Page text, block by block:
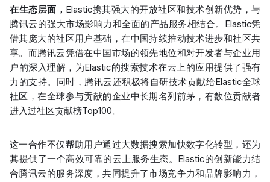
在生态层面， Elastic携其强大的开放社区和技术创新优势，与
腾讯云的强大市场影响力和全面的产品服务相结合。Elastic凭
借其庞大的社区用户基础，在中国持续推动技术进步和社区共
享。而腾讯云凭借在中国市场的领先地位和对开发者与企业用
户的深入理解，为Elastic的搜索技术在云上的应用提供了强有
力的支持。同时，腾讯云还积极将自研技术贡献给Elastic全球
社区，在全球参与贡献的企业中长期名列前茅，有数位贡献者
进入过社区贡献榜Top100。
这一合作不仅帮助用户通过大数据搜索加快数字化转型，还为
其提供了一个高效可靠的云上服务生态。Elastic的创新能力结
合腾讯云的服务深度，共同提升了市场竞争力和品牌影响力，